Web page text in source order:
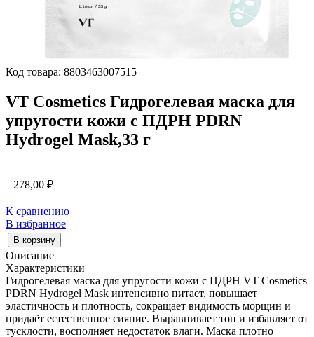
Код товара: 8803463007515
VT Cosmetics Гидрогелевая маска для
упругости кожи с ПДРН PDRN
Hydrogel Mask,33 г
278,00 ₽
К сравнению
В избранное
В корзину
Описание
Характеристики
Гидрогелевая маска для упругости кожи с ПДРН VT Cosmetics
PDRN Hydrogel Mask интенсивно питает, повышает
эластичность и плотность, сокращает видимость морщин и
придаёт естественное сияние. Выравнивает тон и избавляет от
тусклости, восполняет недостаток влаги. Маска плотно